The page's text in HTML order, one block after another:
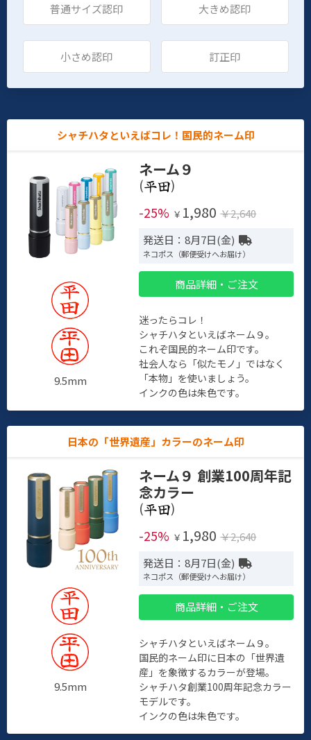
普通サイズ認印 大きめ認印
小さめ認印 訂正印
シャチハタといえばコレ！国民的ネーム印
9.5mm
ネーム９
(
)
-25% ￥ 1,980 ￥2,640
発送日：8月7日(金)
ネコポス（郵便受けへお届け）
商品詳細・ご注文
迷ったらコレ！
シャチハタといえばネーム９。
これぞ国民的ネーム印です。
社会人なら「似たモノ」ではなく
「本物」を使いましょう。
インクの色は朱色です。
日本の「世界遺産」カラーのネーム印
9.5mm
ネーム９ 創業100周年記
念カラー
(
)
-25% ￥ 1,980 ￥2,640
発送日：8月7日(金)
ネコポス（郵便受けへお届け）
商品詳細・ご注文
シャチハタといえばネーム９。
国民的ネーム印に日本の「世界遺
産」を象徴するカラーが登場。
シャチハタ創業100周年記念カラー
モデルです。
インクの色は朱色です。